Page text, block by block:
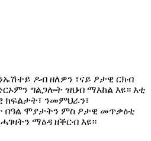
ዶብ ዘለዎን ፣ናይ ፆታዊ ርክብ
ግልጋሎት ዝህብ ማእከል እዩ። እቲ
ንመምህራን፣
በዓል ሞያታትን ምስ ፆታዊ መጥቃዕቲ
ማዕዳ ዘቕርብ እዩ።